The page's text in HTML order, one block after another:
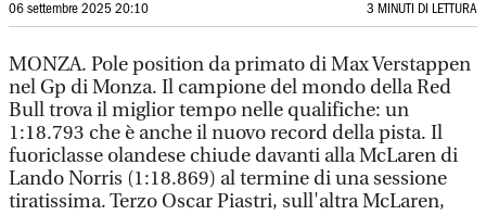
06 settembre 2025 20:10 3 MINUTI DI LETTURA
MONZA. Pole position da primato di Max Verstappen
nel Gp di Monza. Il campione del mondo della Red
Bull trova il miglior tempo nelle qualifiche: un
1:18.793 che è anche il nuovo record della pista. Il
fuoriclasse olandese chiude davanti alla McLaren di
Lando Norris (1:18.869) al termine di una sessione
tiratissima. Terzo Oscar Piastri, sull'altra McLaren,